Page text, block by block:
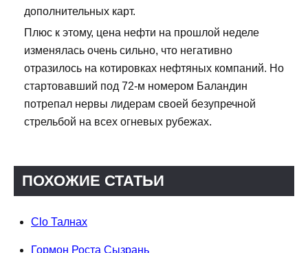
дополнительных карт.
Плюс к этому, цена нефти на прошлой неделе
изменялась очень сильно, что негативно
отразилось на котировках нефтяных компаний. Но
стартовавший под 72-м номером Баландин
потрепал нервы лидерам своей безупречной
стрельбой на всех огневых рубежах.
ПОХОЖИЕ СТАТЬИ
Clo Талнах
Гормон Роста Сызрань